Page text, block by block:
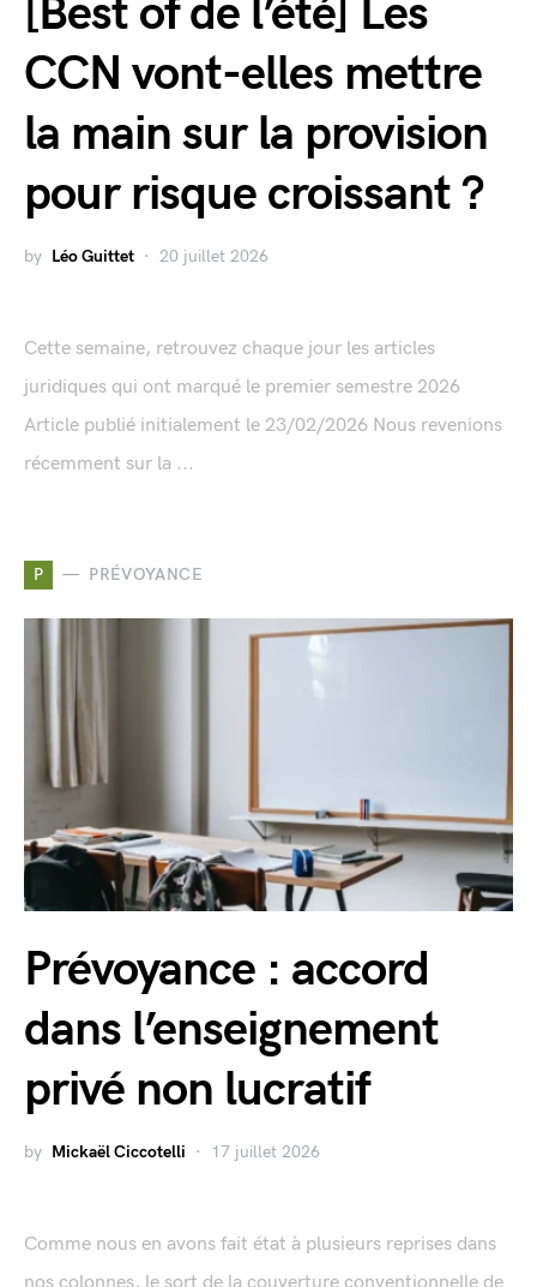
[Best of de l’été] Les
CCN vont-elles mettre
la main sur la provision
pour risque croissant ?
by Léo Guittet 20 juillet 2026
Cette semaine, retrouvez chaque jour les articles
juridiques qui ont marqué le premier semestre 2026
Article publié initialement le 23/02/2026 Nous revenions
récemment sur la ...
P PRÉVOYANCE
Prévoyance : accord
dans l’enseignement
privé non lucratif
by Mickaël Ciccotelli 17 juillet 2026
Comme nous en avons fait état à plusieurs reprises dans